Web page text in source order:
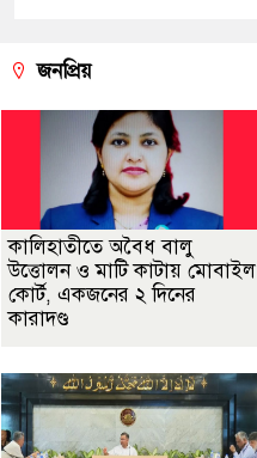
জনপ্রিয়
কালিহাতীতে অবৈধ বালু
উত্তোলন ও মাটি কাটায় মোবাইল
কোর্ট, একজনের ২ দিনের
কারাদণ্ড